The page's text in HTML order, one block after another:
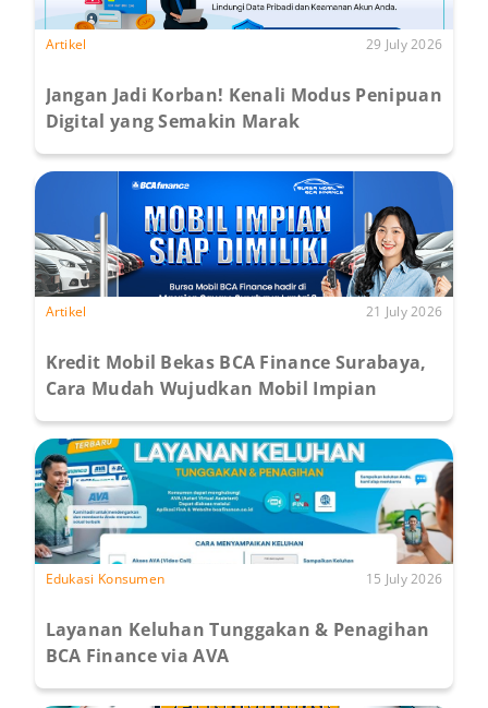
Artikel 29 July 2026
Jangan Jadi Korban! Kenali Modus Penipuan
Digital yang Semakin Marak
Artikel 21 July 2026
Kredit Mobil Bekas BCA Finance Surabaya,
Cara Mudah Wujudkan Mobil Impian
Edukasi Konsumen 15 July 2026
Layanan Keluhan Tunggakan & Penagihan
BCA Finance via AVA